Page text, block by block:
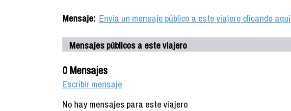
Mensaje: Envía un mensaje público a este viajero clicando aquí
Mensajes públicos a este viajero
0 Mensajes
Escribir mensaje
No hay mensajes para este viajero